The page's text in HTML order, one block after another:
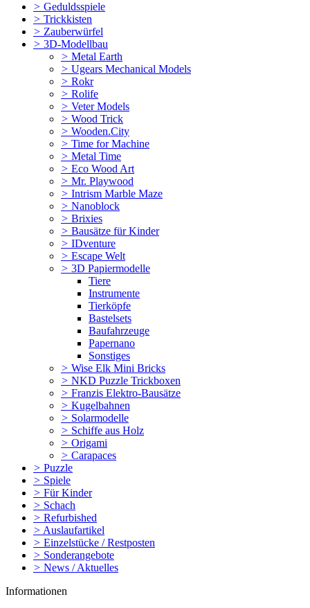
> Geduldsspiele
> Trickkisten
> Zauberwürfel
> 3D-Modellbau
> Metal Earth
> Ugears Mechanical Models
> Rokr
> Rolife
> Veter Models
> Wood Trick
> Wooden.City
> Time for Machine
> Metal Time
> Eco Wood Art
> Mr. Playwood
> Intrism Marble Maze
> Nanoblock
> Brixies
> Bausätze für Kinder
> IDventure
> Escape Welt
> 3D Papiermodelle
Tiere
Instrumente
Tierköpfe
Bastelsets
Baufahrzeuge
Papernano
Sonstiges
> Wise Elk Mini Bricks
> NKD Puzzle Trickboxen
> Franzis Elektro-Bausätze
> Kugelbahnen
> Solarmodelle
> Schiffe aus Holz
> Origami
> Carapaces
> Puzzle
> Spiele
> Für Kinder
> Schach
> Refurbished
> Auslaufartikel
> Einzelstücke / Restposten
> Sonderangebote
> News / Aktuelles
Informationen